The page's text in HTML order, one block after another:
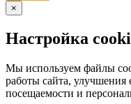
×
Настройка
Мы используем файлы
работы сайта, улучшения
посещаемости и